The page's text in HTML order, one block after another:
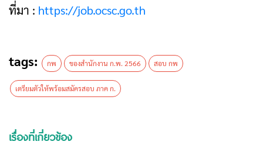
ที่มา : https://job.ocsc.go.th
tags: กพ ของสำนักงาน ก.พ. 2566 สอบ กพ
เตรียมตัวให้พร้อมสมัครสอบ ภาค ก.
เรื่องที่เกี่ยวข้อง